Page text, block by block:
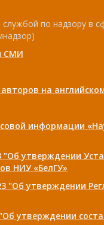
по надзору в
СМИ
на
информации
утверждении
НИУ «БелГУ»
"Об утверждении
утверждении